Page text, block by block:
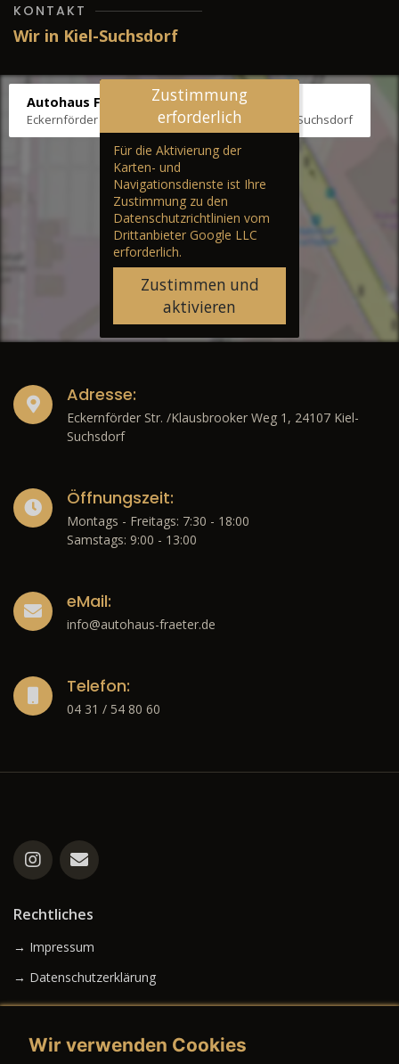
KONTAKT
Wir in Kiel-Suchsdorf
Autohaus Fräter
Eckernförder Str. /Klausbrooker Weg 1, 24107 Kiel-Suchsdorf
Zustimmung
erforderlich
Für die Aktivierung der
Karten- und
Navigationsdienste ist Ihre
Zustimmung zu den
Datenschutzrichtlinien vom
Drittanbieter Google LLC
erforderlich.
Zustimmen und
aktivieren
Adresse:
Eckernförder Str. /Klausbrooker Weg 1, 24107 Kiel-
Suchsdorf
Öffnungszeit:
Montags - Freitags: 7:30 - 18:00
Samstags: 9:00 - 13:00
eMail:
info@autohaus-fraeter.de
Telefon:
04 31 / 54 80 60
Rechtliches
→ Impressum
→ Datenschutzerklärung
Wir verwenden Cookies